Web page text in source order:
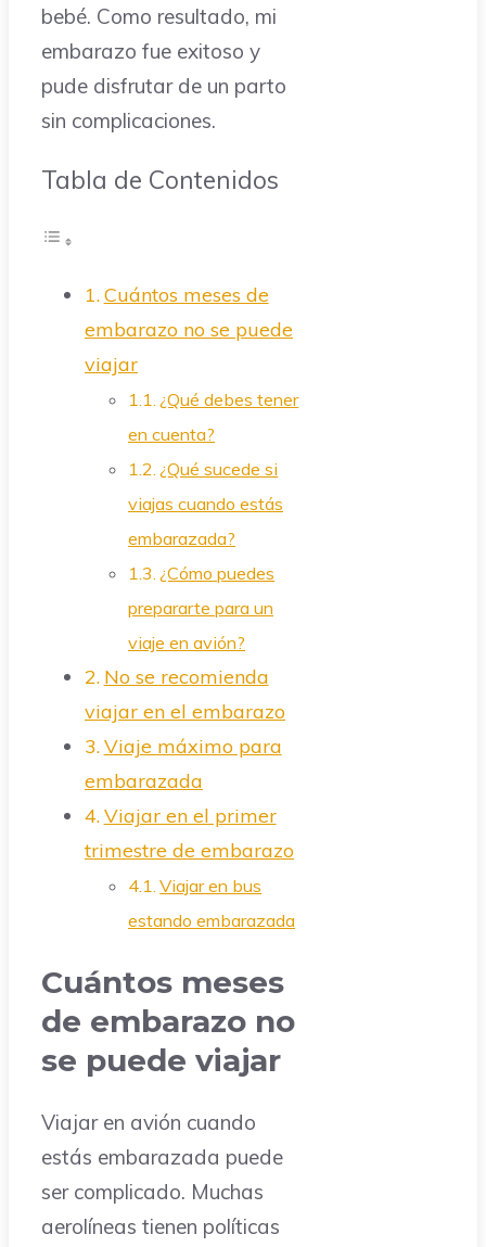
bebé. Como resultado, mi
embarazo fue exitoso y
pude disfrutar de un parto
sin complicaciones.
Tabla de Contenidos
Cuántos meses de
embarazo no se puede
viajar
¿Qué debes tener
en cuenta?
¿Qué sucede si
viajas cuando estás
embarazada?
¿Cómo puedes
prepararte para un
viaje en avión?
No se recomienda
viajar en el embarazo
Viaje máximo para
embarazada
Viajar en el primer
trimestre de embarazo
Viajar en bus
estando embarazada
Cuántos meses
de embarazo no
se puede viajar
Viajar en avión cuando
estás embarazada puede
ser complicado. Muchas
aerolíneas tienen políticas